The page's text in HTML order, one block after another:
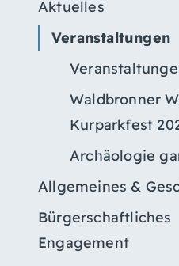
Aktuelles
Veranstaltungen
Waldbronner
Kurparkfest
Archäologie
Allgemeines &
Bürgerschaftliches
Engagement